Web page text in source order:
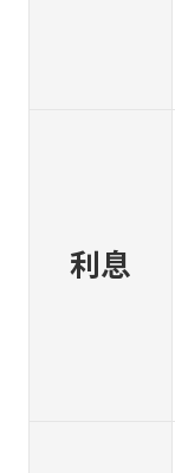
利息